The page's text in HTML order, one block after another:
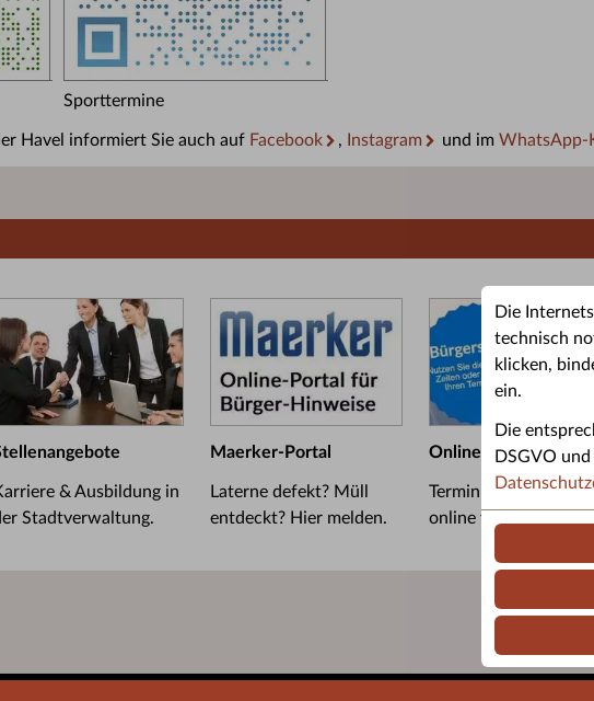
Die
technisch
klicken,
ein.
Die
DSGVO
Sporttermine
Havel informiert Sie auch auf Facebook , Instagram und im WhatsApp-
& Ausbildung in
Stadtverwaltung.
Maerker-Portal
Laterne defekt? Müll
entdeckt? Hier melden.
Online-
Termin im
online vereinbaren.